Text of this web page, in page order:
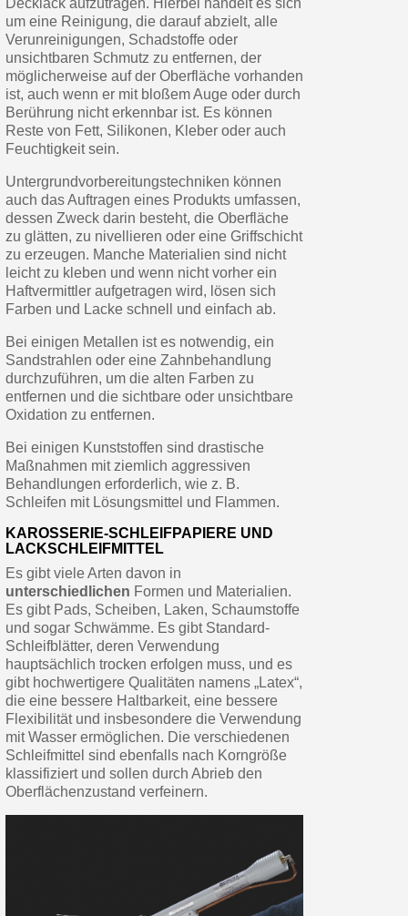
Decklack aufzutragen. Hierbei handelt es sich
um eine Reinigung, die darauf abzielt, alle
Verunreinigungen, Schadstoffe oder
unsichtbaren Schmutz zu entfernen, der
möglicherweise auf der Oberfläche vorhanden
ist, auch wenn er mit bloßem Auge oder durch
Berührung nicht erkennbar ist. Es können
Reste von Fett, Silikonen, Kleber oder auch
Feuchtigkeit sein.
Untergrundvorbereitungstechniken können
auch das Auftragen eines Produkts umfassen,
dessen Zweck darin besteht, die Oberfläche
zu glätten, zu nivellieren oder eine Griffschicht
zu erzeugen. Manche Materialien sind nicht
leicht zu kleben und wenn nicht vorher ein
Haftvermittler aufgetragen wird, lösen sich
Farben und Lacke schnell und einfach ab.
Bei einigen Metallen ist es notwendig, ein
Sandstrahlen oder eine Zahnbehandlung
durchzuführen, um die alten Farben zu
entfernen und die sichtbare oder unsichtbare
Oxidation zu entfernen.
Bei einigen Kunststoffen sind drastische
Maßnahmen mit ziemlich aggressiven
Behandlungen erforderlich, wie z. B.
Schleifen mit Lösungsmittel und Flammen.
KAROSSERIE-SCHLEIFPAPIERE UND
LACKSCHLEIFMITTEL
Es gibt viele Arten davon in
unterschiedlichen Formen und Materialien.
Es gibt Pads, Scheiben, Laken, Schaumstoffe
und sogar Schwämme. Es gibt Standard-
Schleifblätter, deren Verwendung
hauptsächlich trocken erfolgen muss, und es
gibt hochwertigere Qualitäten namens „Latex“,
die eine bessere Haltbarkeit, eine bessere
Flexibilität und insbesondere die Verwendung
mit Wasser ermöglichen. Die verschiedenen
Schleifmittel sind ebenfalls nach Korngröße
klassifiziert und sollen durch Abrieb den
Oberflächenzustand verfeinern.